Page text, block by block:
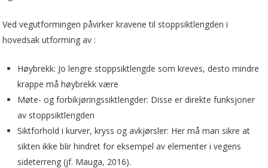
Ved vegutformingen påvirker kravene til stoppsiktlengden i
hovedsak utforming av :
Høybrekk: Jo lengre stoppsiktlengde som kreves, desto mindre
krappe må høybrekk være
Møte- og forbikjøringssiktlengder: Disse er direkte funksjoner
av stoppsiktlengden
Siktforhold i kurver, kryss og avkjørsler: Her må man sikre at
sikten ikke blir hindret for eksempel av elementer i vegens
sideterreng (jf. Mauga, 2016).